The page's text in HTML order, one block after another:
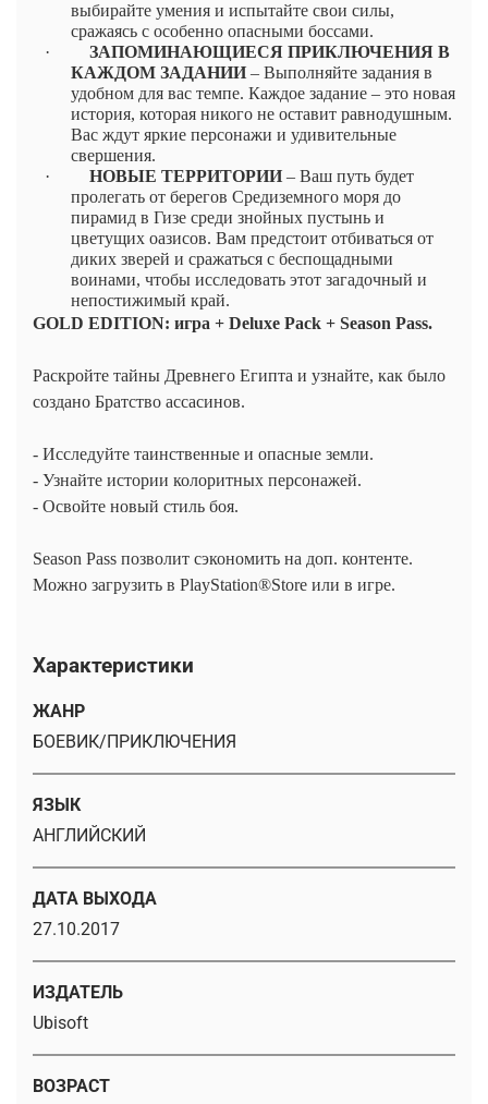
выбирайте умения и испытайте свои силы,
сражаясь с особенно опасными боссами.
·
ЗАПОМИНАЮЩИЕСЯ ПРИКЛЮЧЕНИЯ В
КАЖДОМ ЗАДАНИИ – Выполняйте задания в
удобном для вас темпе. Каждое задание – это новая
история, которая никого не оставит равнодушным.
Вас ждут яркие персонажи и удивительные
свершения.
·
НОВЫЕ ТЕРРИТОРИИ – Ваш путь будет
пролегать от берегов Средиземного моря до
пирамид в Гизе среди знойных пустынь и
цветущих оазисов. Вам предстоит отбиваться от
диких зверей и сражаться с беспощадными
воинами, чтобы исследовать этот загадочный и
непостижимый край.
GOLD EDITION: игра + Deluxe Pack + Season Pass.
Раскройте тайны Древнего Египта и узнайте, как было
создано Братство ассасинов.
- Исследуйте таинственные и опасные земли.
- Узнайте истории колоритных персонажей.
- Освойте новый стиль боя.
Season Pass позволит сэкономить на доп. контенте.
Можно загрузить в PlayStation®Store или в игре.
Характеристики
ЖАНР
БОЕВИК/ПРИКЛЮЧЕНИЯ
ЯЗЫК
АНГЛИЙСКИЙ
ДАТА ВЫХОДА
27.10.2017
ИЗДАТЕЛЬ
Ubisoft
ВОЗРАСТ